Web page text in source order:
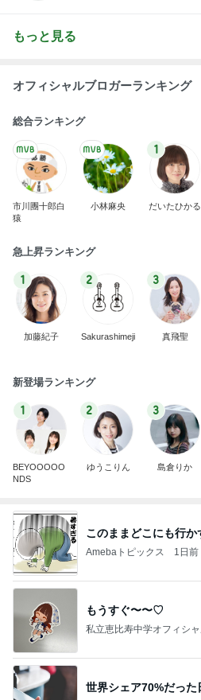
もっと見る
オフィシャルブロガーランキング
総合ランキング
市川團十郎白
猿
小林麻央
1
だいたひかる
急上昇ランキング
1
加藤紀子
2
Sakurashimeji
3
真飛聖
新登場ランキング
1
BEYOOOOO
NDS
2
ゆうこりん
3
島倉りか
このままどこにも行か
Amebaトピックス 1日前
もうすぐ〜〜♡
私立恵比寿中学オフィシ
世界シェア70%だった